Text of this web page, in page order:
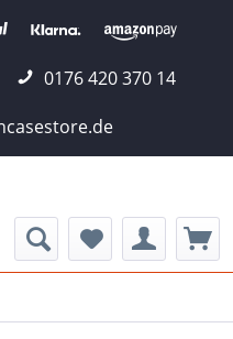
0176 420 370 14